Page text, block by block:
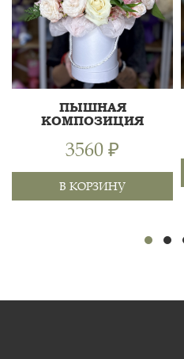
АЛЬСТРОМЕРИЯ, ХВОЯ,
ПЫШНАЯ
КОМПОЗИЦИЯ
3560 ₽
В КОРЗИНУ